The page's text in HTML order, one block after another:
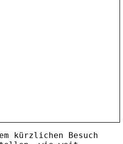
kürzlichen Besuch